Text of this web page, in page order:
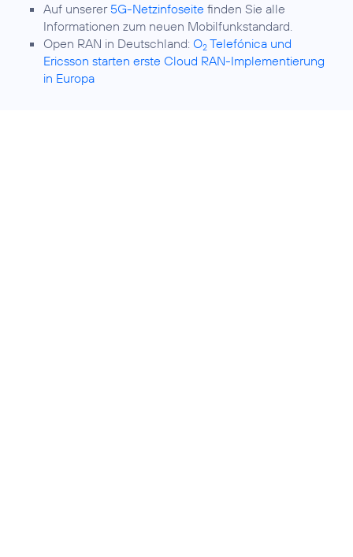
Auf unserer 5G-Netzinfoseite finden Sie alle
Informationen zum neuen Mobilfunkstandard.
Open RAN in Deutschland: O2 Telefónica und
Ericsson starten erste Cloud RAN-Implementierung
in Europa